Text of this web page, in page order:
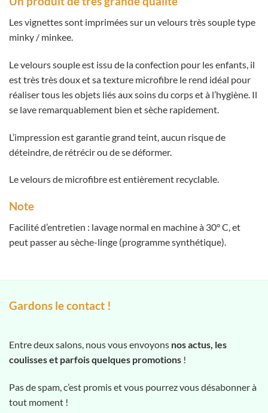
Les vignettes sont imprimées sur un velours très souple type
minky / minkee.
Le velours souple est issu de la confection pour les enfants, il
est très très doux et sa texture microfibre le rend idéal pour
réaliser tous les objets liés aux soins du corps et à l’hygiène. Il
se lave remarquablement bien et sèche rapidement.
L’impression est garantie grand teint, aucun risque de
déteindre, de rétrécir ou de se déformer.
Le velours de microfibre est entièrement recyclable.
Note
Facilité d’entretien : lavage normal en machine à 30° C, et
peut passer au sèche-linge (programme synthétique).
Gardons le contact !
Entre deux salons, nous vous envoyons nos actus, les
coulisses et parfois quelques promotions !
Pas de spam, c’est promis et vous pourrez vous désabonner à
tout moment !